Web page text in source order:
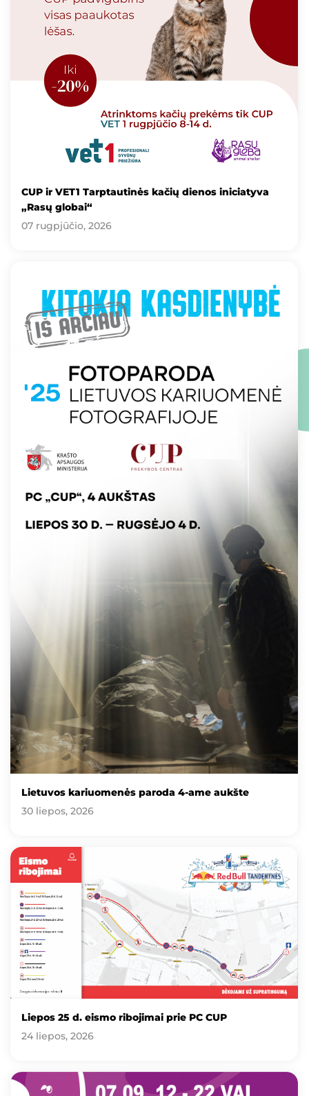
CUP ir VET1 Tarptautinės kačių dienos iniciatyva
„Rasų globai“
07 rugpjūčio, 2026
Lietuvos kariuomenės paroda 4-ame aukšte
30 liepos, 2026
Liepos 25 d. eismo ribojimai prie PC CUP
24 liepos, 2026